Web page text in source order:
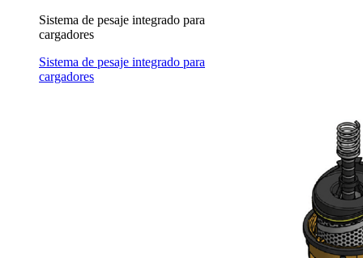
Sistema de pesaje integrado para
cargadores
Sistema de pesaje integrado para
cargadores